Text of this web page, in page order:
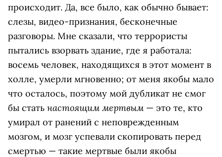
происходит. Да, все было, как обычно бывает:
слезы, видео-признания, бесконечные
разговоры. Мне сказали, что террористы
пытались взорвать здание, где я работала:
восемь человек, находящихся в этот момент в
холле, умерли мгновенно; от меня якобы мало
что осталось, поэтому мой дубликат не смог
бы стать настоящим мертвым — это те, кто
умирал от ранений с неповрежденным
мозгом, и мозг успевали скопировать перед
смертью — такие мертвые были якобы